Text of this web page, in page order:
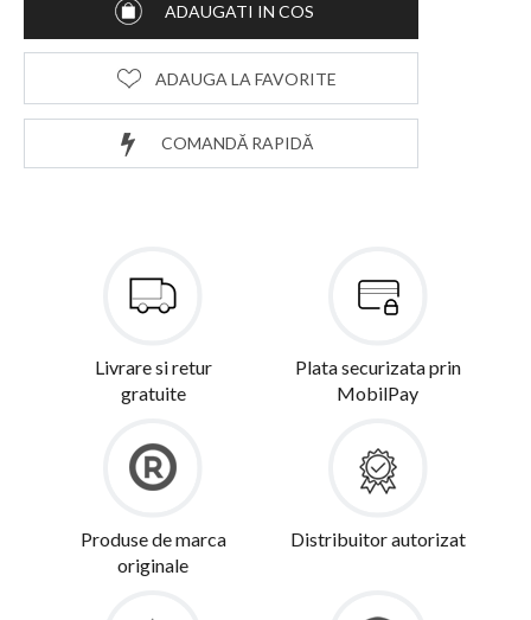
ADAUGATI IN COS
COMANDĂ RAPIDĂ
ADAUGA LA FAVORITE
Livrare si retur
gratuite
Plata securizata prin
MobilPay
Produse de marca
originale
Distribuitor autorizat